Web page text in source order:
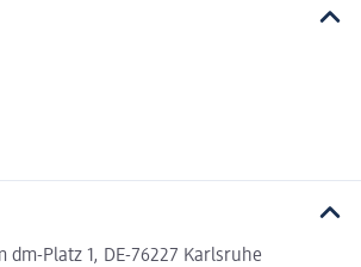
dm-Platz 1, DE-76227 Karlsruhe